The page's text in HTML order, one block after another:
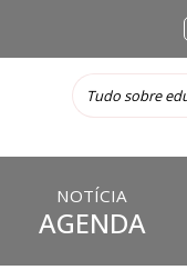
NOTÍCIA
AGENDA